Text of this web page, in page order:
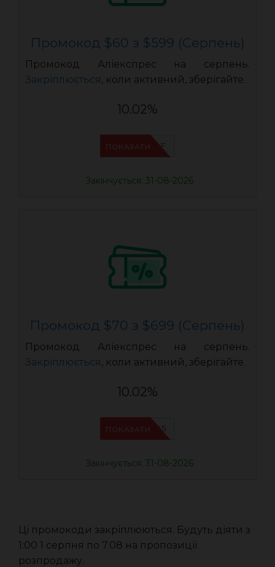
Промокод $60 з $599 (Серпень)
Промокод Аліекспрес на серпень.
Закріплюється, коли активний, зберігайте.
10.02%
IFPVSDOF
ПОКАЗАТИ
Закінчується: 31-08-2026
Промокод $70 з $699 (Серпень)
Промокод Аліекспрес на серпень.
Закріплюється, коли активний, зберігайте.
10.02%
IFPJJWK5
ПОКАЗАТИ
Закінчується: 31-08-2026
Ці промокоди закріплюються. Будуть діяти з
1:00 1 серпня по 7.08 на пропозиції
розпродажу.